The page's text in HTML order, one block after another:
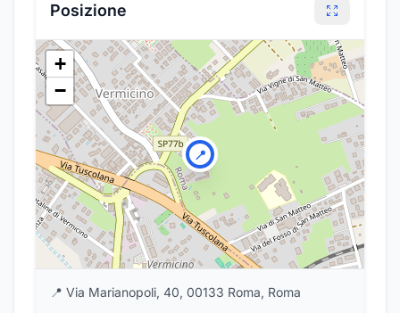
Posizione
📍
+
−
📍 Via Marianopoli, 40, 00133 Roma, Roma